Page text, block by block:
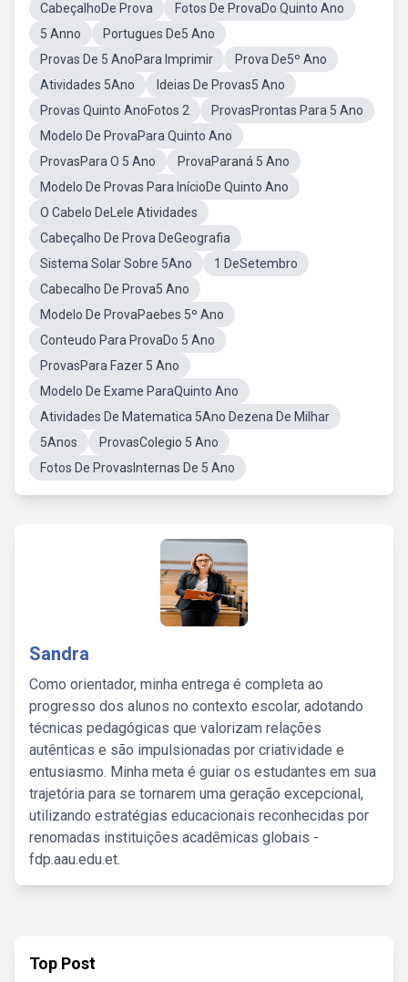
CabeçalhoDe Prova
Fotos De ProvaDo Quinto Ano
5 Anno
Portugues De5 Ano
Provas De 5 AnoPara Imprimir
Prova De5º Ano
Atividades 5Ano
Ideias De Provas5 Ano
Provas Quinto AnoFotos 2
ProvasProntas Para 5 Ano
Modelo De ProvaPara Quinto Ano
ProvasPara O 5 Ano
ProvaParaná 5 Ano
Modelo De Provas Para InícioDe Quinto Ano
O Cabelo DeLele Atividades
Cabeçalho De Prova DeGeografia
Sistema Solar Sobre 5Ano
1 DeSetembro
Cabecalho De Prova5 Ano
Modelo De ProvaPaebes 5º Ano
Conteudo Para ProvaDo 5 Ano
ProvasPara Fazer 5 Ano
Modelo De Exame ParaQuinto Ano
Atividades De Matematica 5Ano Dezena De Milhar
5Anos
ProvasColegio 5 Ano
Fotos De ProvasInternas De 5 Ano
Sandra
Como orientador, minha entrega é completa ao
progresso dos alunos no contexto escolar, adotando
técnicas pedagógicas que valorizam relações
autênticas e são impulsionadas por criatividade e
entusiasmo. Minha meta é guiar os estudantes em sua
trajetória para se tornarem uma geração excepcional,
utilizando estratégias educacionais reconhecidas por
renomadas instituições acadêmicas globais -
fdp.aau.edu.et.
Top Post